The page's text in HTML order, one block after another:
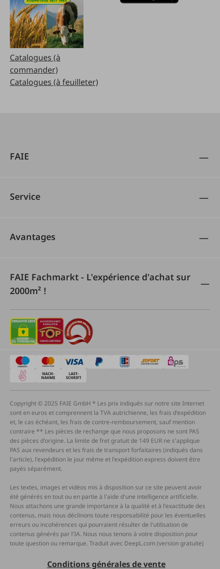
Catalogues (à
commander)
Catalogues (à feuilleter)
FAIE
Service
Avantages
FAIE Fachmarkt - L'expérience d'achat sur
2000m² !
Copyright © 2025 FAIE GmbH * Les prix indiqués sur notre site Internet
sont en euros et comprennent la TVA autrichienne, les frais d'expédition
et, le cas échéant, les frais de contre-remboursement, sauf mention
contraire ** Les pièces de rechange que nous proposons ne sont PAS
des pièces d'origine. La limite de fret gratuit de 149 EUR ne s'applique
PAS aux revendeurs et les frais de transport forfaitaires (indiqués dans
l'article), l'expédition le jour même et l'expédition express doivent être
payés séparément.
Les textes, images et vidéos mis à disposition sur ce site peuvent avoir
été générés en tout ou en partie à l'aide d'une intelligence artificielle.
Nous attachons une grande importance à la qualité et à l'exactitude des
contenus, mais nous déclinons toute responsabilité pour les éventuelles
erreurs ou incohérences qui pourraient résulter de l'utilisation de
contenus générés par l'IA. Nous nous tenons à votre disposition pour
toute question ou remarque. Traduit avec DeepL.com (version gratuite)
Conditions générales de vente